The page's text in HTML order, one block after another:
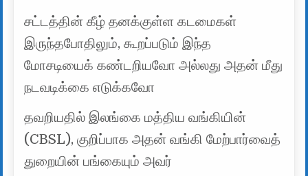
சட்டத்தின் கீழ் தனக்குள்ள கடமைகள்
இருந்தபோதிலும், கூறப்படும் இந்த
மோசடியைக் கண்டறியவோ அல்லது அதன் மீது
நடவடிக்கை எடுக்கவோ
தவறியதில் இலங்கை மத்திய வங்கியின்
(CBSL), குறிப்பாக அதன் வங்கி மேற்பார்வைத்
துறையின் பங்கையும் அவர்